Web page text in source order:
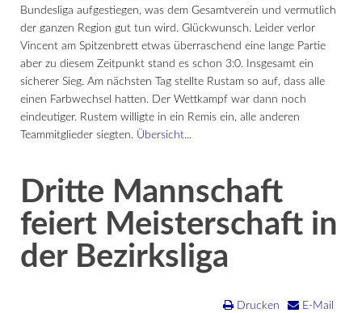
Bundesliga aufgestiegen, was dem Gesamtverein und vermutlich
der ganzen Region gut tun wird. Glückwunsch. Leider verlor
Vincent am Spitzenbrett etwas überraschend eine lange Partie
aber zu diesem Zeitpunkt stand es schon 3:0. Insgesamt ein
sicherer Sieg. Am nächsten Tag stellte Rustam so auf, dass alle
einen Farbwechsel hatten. Der Wettkampf war dann noch
eindeutiger. Rustem willigte in ein Remis ein, alle anderen
Teammitglieder siegten. Übersicht...
Dritte Mannschaft
feiert Meisterschaft in
der Bezirksliga
Drucken E-Mail